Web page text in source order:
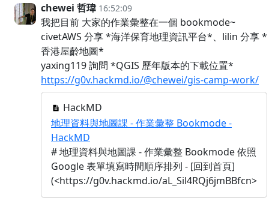
chewei 哲瑋 16:52:09
我把目前 大家的作業彙整在一個 bookmode~
civetAWS 分享 *海洋保育地理資訊平台*、lilin 分享 *
香港屋齡地圖*
yaxing119 詢問 *QGIS 歷年版本的下載位置*
https://g0v.hackmd.io/@chewei/gis-camp-work/
HackMD
地理資料與地圖課 - 作業彙整 Bookmode -
HackMD
# 地理資料與地圖課 - 作業彙整 Bookmode 依照
Google 表單填寫時間順序排列 - [回到首頁]
(<https://g0v.hackmd.io/aL_Sil4RQj6jmBBfcn>